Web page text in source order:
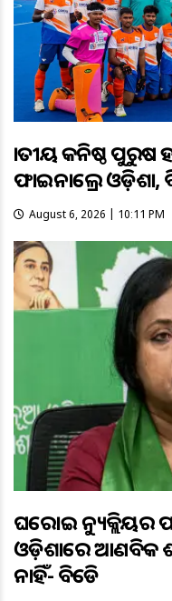
ଜାତୀୟ କନିଷ୍ଠ ପୁରୁଷ
ଫାଇନାଲ୍ରେ ଓଡ଼ିଶା,
August 6, 2026 | 10:11 PM
ଘରୋଇ ନ୍ୟୁକ୍ଲିୟର
ଓଡ଼ିଶାରେ ଆଣବିକ
ନାହିଁ- ବିଜେଡି